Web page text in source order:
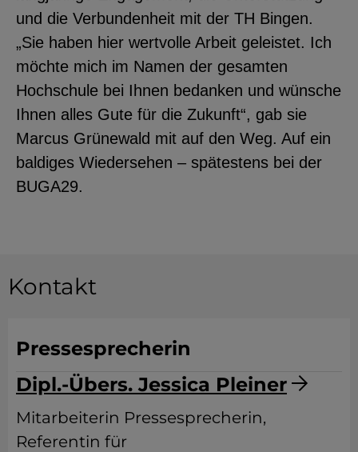
und die Verbundenheit mit der TH Bingen.
„Sie haben hier wertvolle Arbeit geleistet. Ich
möchte mich im Namen der gesamten
Hochschule bei Ihnen bedanken und wünsche
Ihnen alles Gute für die Zukunft“, gab sie
Marcus Grünewald mit auf den Weg. Auf ein
baldiges Wiedersehen – spätestens bei der
BUGA29.
Kontakt
Dipl.-Übers. Jessica Pleiner
Pressesprecherin
Mitarbeiterin Pressesprecherin,
Referentin für